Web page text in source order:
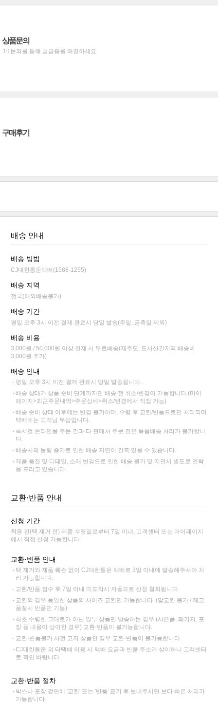
상품문의
1:1문의를 통해 궁금증을 해결하세요.
구매후기
배송 안내
배송 방법
CJ대한통운택배(1588-1255)
배송 지역
전국(해외배송불가)
배송 기간
평일 오후 3시 이전 결제 완료시 당일 발송(주말, 공휴일 제외)
배송 비용
3,000원 / 50,000원 이상 결제 시 무료배송(제주도, 도서산간지역 배송비
3,000원 추가)
배송 안내
평일 오후 3시 이전 결제 완료시 당일 발송됩니다.
배송 상태가 상품 준비 단계까지만 배송 전 취소/변경이 가능합니다.(마이
페이지>최근주문내역>주문상세>취소/변경에서 직접 가능)
배송 준비 상태 이후에는 변경 불가하며, 수령 후 교환/반품으로만 처리되며
택배비는 고객님 부담입니다.
록시걸 온라인몰 주문 건과 타 판매처 주문 건은 묶음배송 처리가 불가합니
다.
배송사의 물량 증가로 인한 배송 지연이 간혹 있을 수 있습니다.
제품 품절 및 디테일, 소재 변경으로 인한 배송 불가 및 지연시 별도로 연락
을 드리고 있습니다.
교환·반품 안내
신청 기간
착용 전(택 제거 전) 제품 수령일로부터 7일 이내, 고객센터 또는 마이페이지
에서 직접 신청 가능합니다.
교환·반품 안내
택 제거와 제품 훼손 없이 CJ대한통운 택배로 3일 이내에 발송해주셔야 처
리 가능합니다.
교환/반품 접수 후 7일 이내 미도착시 자동으로 신청 철회됩니다.
교환의 경우 동일한 상품의 사이즈 교환만 가능합니다. (맞교환 불가 / 재고
품절시 반품만 가능)
최초 수령한 그대로가 아닌 일부 상품만 발송하는 경우 (사은품, 패키지, 포
장 등 내용이 상이한 경우) 교환·반품이 불가능합니다.
교환·반품불가 사전 고지 상품인 경우 교환·반품이 불가능합니다.
CJ대한통운 외 타택배 이용 시 택배 요금과 반품 주소가 상이하니 고객센터
로 확인 바랍니다.
교환·반품 절차
박스나 포장 겉면에 '교환' 또는 '반품' 표기 후 보내주시면 보다 빠른 처리가
가능합니다.